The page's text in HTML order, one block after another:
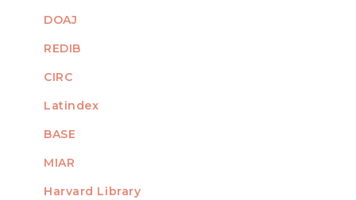
DOAJ
REDIB
CIRC
Latindex
BASE
MIAR
Harvard Library